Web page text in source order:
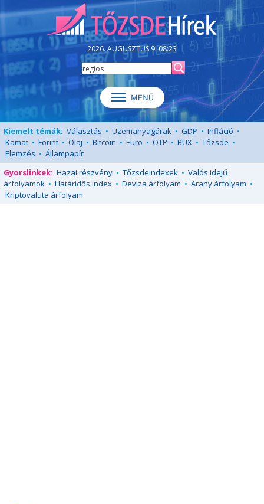
2026. AUGUSZTUS 9. 08:23
Kiemelt témák: Választás • Üzemanyagárak • GDP • Infláció •
Kamat • Forint • Olaj • Bitcoin • Euro • OTP • BUX • Tőzsde •
Elemzés • Állampapír
Gyorslinkek: Hazai részvény • Tőzsdeindexek • Valós idejű
árfolyamok • Határidős index • Deviza árfolyam • Arany árfolyam •
Kriptovaluta árfolyam